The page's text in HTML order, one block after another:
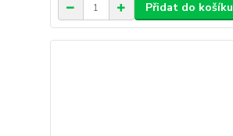
Přidat do košíku